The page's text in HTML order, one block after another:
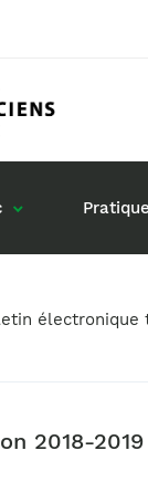
2018-2019